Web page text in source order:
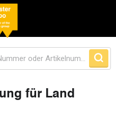
für Land